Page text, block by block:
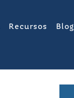
Recursos Blog